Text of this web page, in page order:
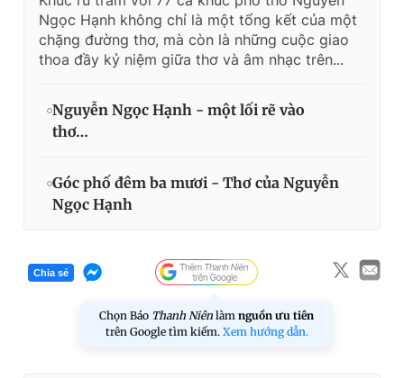
Ngọc Hạnh không chỉ là một tổng kết của một
chặng đường thơ, mà còn là những cuộc giao
thoa đầy kỷ niệm giữa thơ và âm nhạc trên...
Nguyễn Ngọc Hạnh - một lối rẽ vào
thơ…
Góc phố đêm ba mươi - Thơ của Nguyễn
Ngọc Hạnh
Chia sẻ
Chọn Báo Thanh Niên làm nguồn ưu tiên
trên Google tìm kiếm. Xem hướng dẫn.